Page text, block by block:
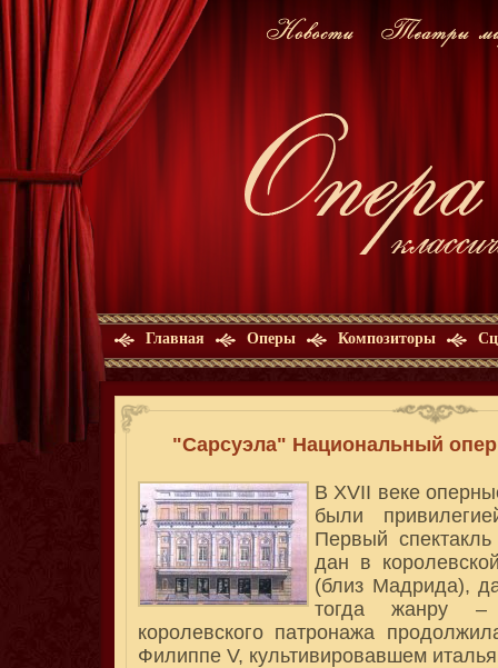
Главная Оперы Композиторы
"Сарсуэла" Национальный
В XVII веке
были
Первый
дан в
(близ Мадрида),
тогда жанру –
королевского патронажа
Филиппе V, культивировавшем